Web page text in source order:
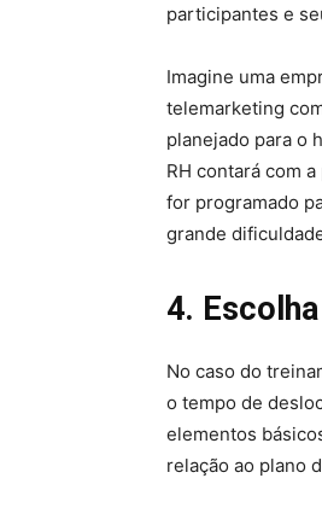
participantes e
Imagine uma
telemarketing
planejado para o
RH contará com
for programado
grande
4.
No caso do
o tempo de
elementos
relação ao plano